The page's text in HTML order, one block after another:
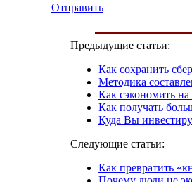
Отправить
Предыдущие статьи:
Как сохранить
Методика
Как сэкономить на
Как получать
Куда Вы
Следующие статьи:
Как превратить